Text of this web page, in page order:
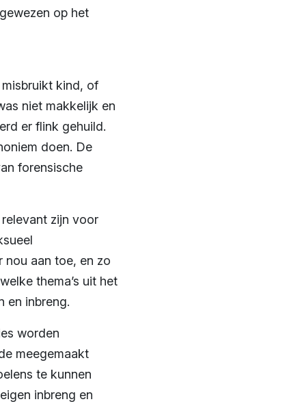
op het
kind, of
niet makkelijk en
er flink gehuild.
doen. De
forensische
zijn voor
nou aan toe, en zo
thema’s uit het
en inbreng.
worden
meegemaakt
te kunnen
inbreng en